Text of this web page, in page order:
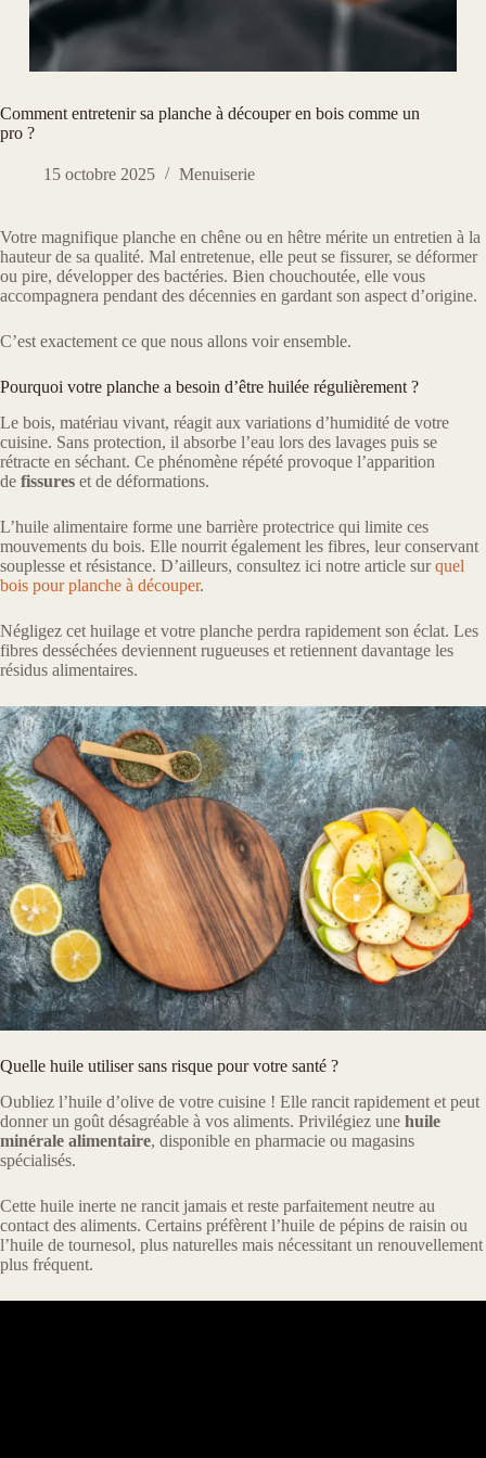
Comment entretenir sa planche à découper en bois comme un
pro ?
15 octobre 2025 Menuiserie
Votre magnifique planche en chêne ou en hêtre mérite un entretien à la
hauteur de sa qualité. Mal entretenue, elle peut se fissurer, se déformer
ou pire, développer des bactéries. Bien chouchoutée, elle vous
accompagnera pendant des décennies en gardant son aspect d’origine.
C’est exactement ce que nous allons voir ensemble.
Pourquoi votre planche a besoin d’être huilée régulièrement ?
Le bois, matériau vivant, réagit aux variations d’humidité de votre
cuisine. Sans protection, il absorbe l’eau lors des lavages puis se
rétracte en séchant. Ce phénomène répété provoque l’apparition
de fissures et de déformations.
L’huile alimentaire forme une barrière protectrice qui limite ces
mouvements du bois. Elle nourrit également les fibres, leur conservant
souplesse et résistance. D’ailleurs, consultez ici notre article surquel
bois pour planche à découper.
Négligez cet huilage et votre planche perdra rapidement son éclat. Les
fibres desséchées deviennent rugueuses et retiennent davantage les
résidus alimentaires.
Quelle huile utiliser sans risque pour votre santé ?
Oubliez l’huile d’olive de votre cuisine ! Elle rancit rapidement et peut
donner un goût désagréable à vos aliments. Privilégiez une huile
minérale alimentaire, disponible en pharmacie ou magasins
spécialisés.
Cette huile inerte ne rancit jamais et reste parfaitement neutre au
contact des aliments. Certains préfèrent l’huile de pépins de raisin ou
l’huile de tournesol, plus naturelles mais nécessitant un renouvellement
plus fréquent.